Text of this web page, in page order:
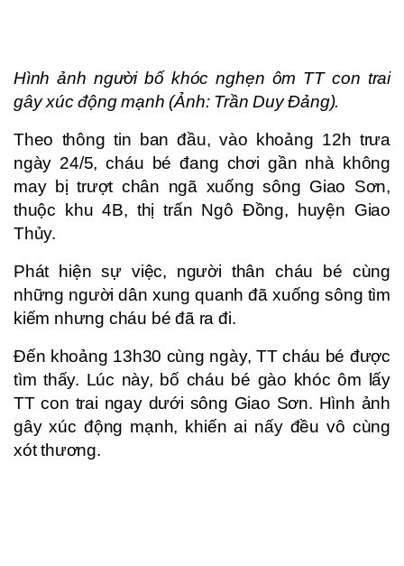
Hình ảnh người bố khóc nghẹn ôm TT con trai
gây xúc động mạnh (Ảnh: Trần Duy Đảng).
Theo thông tin ban đầu, vào khoảng 12h trưa
ngày 24/5, cháu bé đang chơi gần nhà không
may bị trượt chân ngã xuống sông Giao Sơn,
thuộc khu 4B, thị trấn Ngô Đồng, huyện Giao
Thủy.
Phát hiện sự việc, người thân cháu bé cùng
những người dân xung quanh đã xuống sông tìm
kiếm nhưng cháu bé đã ra đi.
Đến khoảng 13h30 cùng ngày, TT cháu bé được
tìm thấy. Lúc này, bố cháu bé gào khóc ôm lấy
TT con trai ngay dưới sông Giao Sơn. Hình ảnh
gây xúc động mạnh, khiến ai nấy đều vô cùng
xót thương.